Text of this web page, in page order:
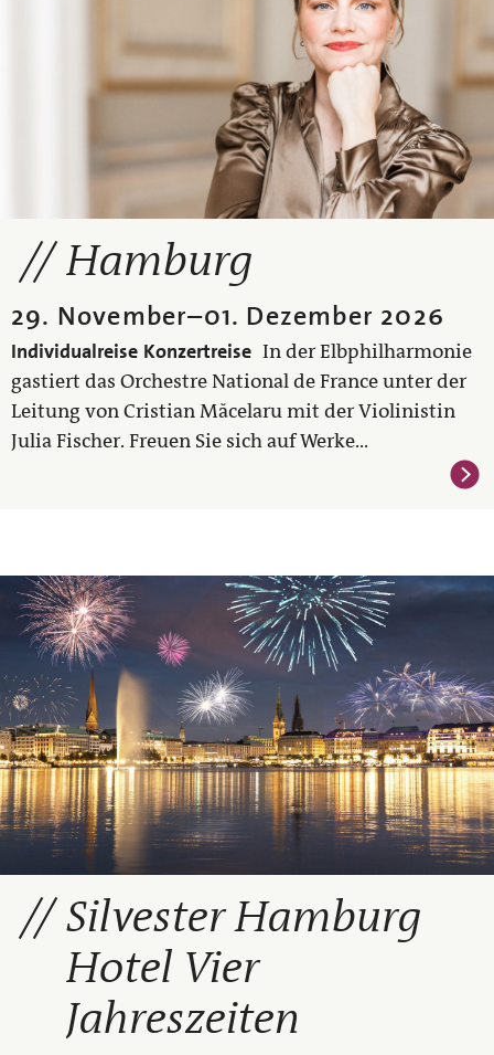
Hamburg
29. November–01. Dezember 2026
Individualreise Konzertreise In der Elbphilharmonie
gastiert das Orchestre National de France unter der
Leitung von Cristian Măcelaru mit der Violinistin
Julia Fischer. Freuen Sie sich auf Werke...
Silvester Hamburg
Hotel Vier
Jahreszeiten